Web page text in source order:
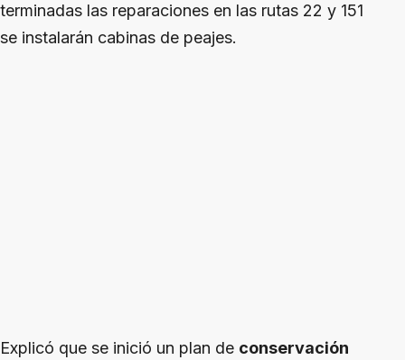
terminadas las reparaciones en las rutas 22 y 151
se instalarán cabinas de peajes.
Explicó que se inició un plan de conservación